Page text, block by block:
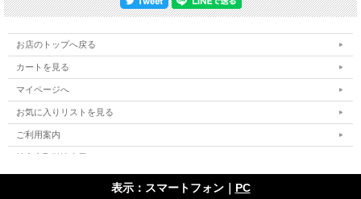
お店のトップへ戻る
カートを見る
マイページへ
お気に入りリストを見る
ご利用案内
特定商取引法表示
表示：スマートフォン｜ PC